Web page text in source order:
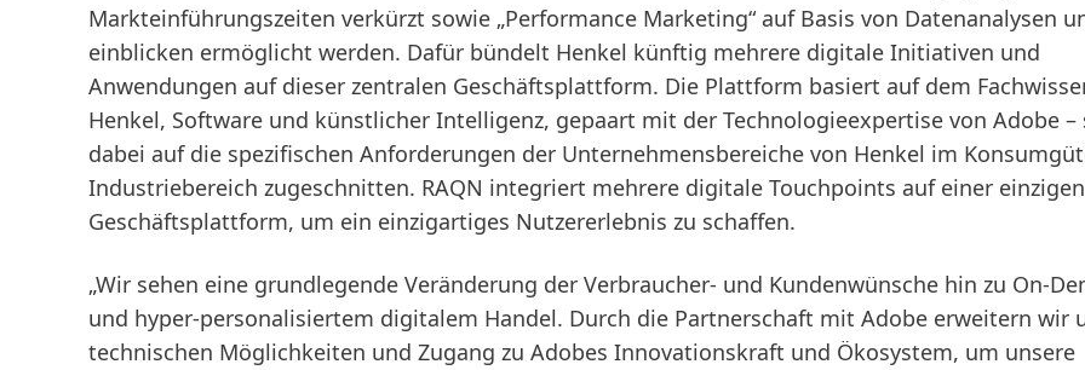
Markteinführungszeiten verkürzt sowie „Performance Marketing“ auf Basis von Datenanalysen
einblicken ermöglicht werden. Dafür bündelt Henkel künftig mehrere digitale Initiativen und
Anwendungen auf dieser zentralen Geschäftsplattform. Die Plattform basiert auf dem
Henkel, Software und künstlicher Intelligenz, gepaart mit der Technologieexpertise von Adobe –
dabei auf die spezifischen Anforderungen der Unternehmensbereiche von Henkel im
Industriebereich zugeschnitten. RAQN integriert mehrere digitale Touchpoints auf einer einzigen
Geschäftsplattform, um ein einzigartiges Nutzererlebnis zu schaffen.
„Wir sehen eine grundlegende Veränderung der Verbraucher- und Kundenwünsche hin zu On-
und hyper-personalisiertem digitalem Handel. Durch die Partnerschaft mit Adobe erweitern wir
technischen Möglichkeiten und Zugang zu Adobes Innovationskraft und Ökosystem, um unsere